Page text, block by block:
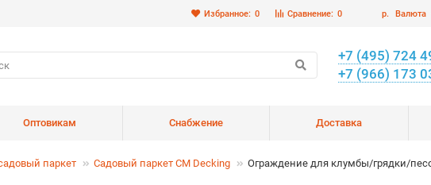
р. Валюта
Сравнение: 0
Избранное: 0
+7 (495) 724
+7 (966) 173
Оптовикам Снабжение Доставка
паркет Садовый паркет CM Decking Ограждение для клумбы/грядки/